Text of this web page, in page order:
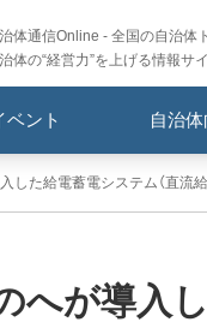
体通信Online - 全国の自治体
体の“経営力”を上げる情報サ
ベント 自治
した給電蓄電システム（直流
へが導入